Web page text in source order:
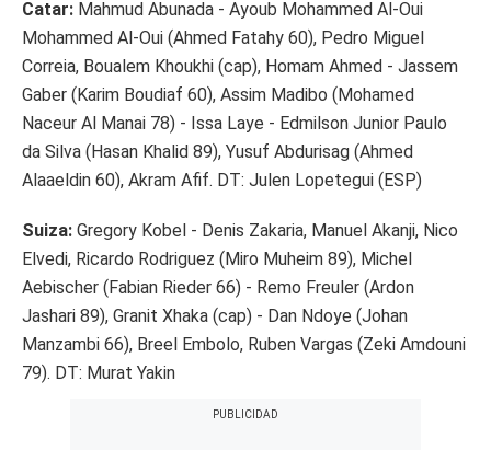
Catar: Mahmud Abunada - Ayoub Mohammed Al-Oui
Mohammed Al-Oui (Ahmed Fatahy 60), Pedro Miguel
Correia, Boualem Khoukhi (cap), Homam Ahmed - Jassem
Gaber (Karim Boudiaf 60), Assim Madibo (Mohamed
Naceur Al Manai 78) - Issa Laye - Edmilson Junior Paulo
da Silva (Hasan Khalid 89), Yusuf Abdurisag (Ahmed
Alaaeldin 60), Akram Afif. DT: Julen Lopetegui (ESP)
Suiza: Gregory Kobel - Denis Zakaria, Manuel Akanji, Nico
Elvedi, Ricardo Rodriguez (Miro Muheim 89), Michel
Aebischer (Fabian Rieder 66) - Remo Freuler (Ardon
Jashari 89), Granit Xhaka (cap) - Dan Ndoye (Johan
Manzambi 66), Breel Embolo, Ruben Vargas (Zeki Amdouni
79). DT: Murat Yakin